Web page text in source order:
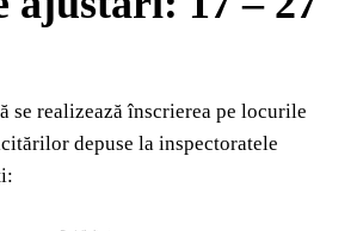
se realizează înscrierea pe locurile
depuse la inspectoratele